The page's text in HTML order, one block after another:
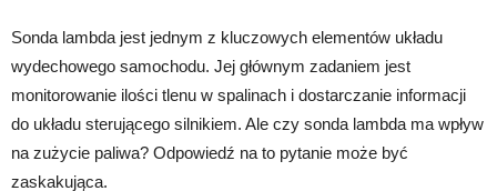
Sonda lambda jest jednym z kluczowych elementów układu
wydechowego samochodu. Jej głównym zadaniem jest
monitorowanie ilości tlenu w spalinach i dostarczanie informacji
do układu sterującego silnikiem. Ale czy sonda lambda ma wpływ
na zużycie paliwa? Odpowiedź na to pytanie może być
zaskakująca.